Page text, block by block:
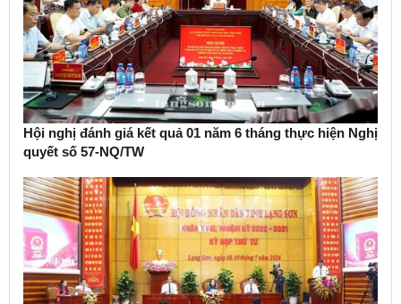
Hội nghị đánh giá kết quả 01 năm 6 tháng thực hiện Nghị
quyết số 57-NQ/TW